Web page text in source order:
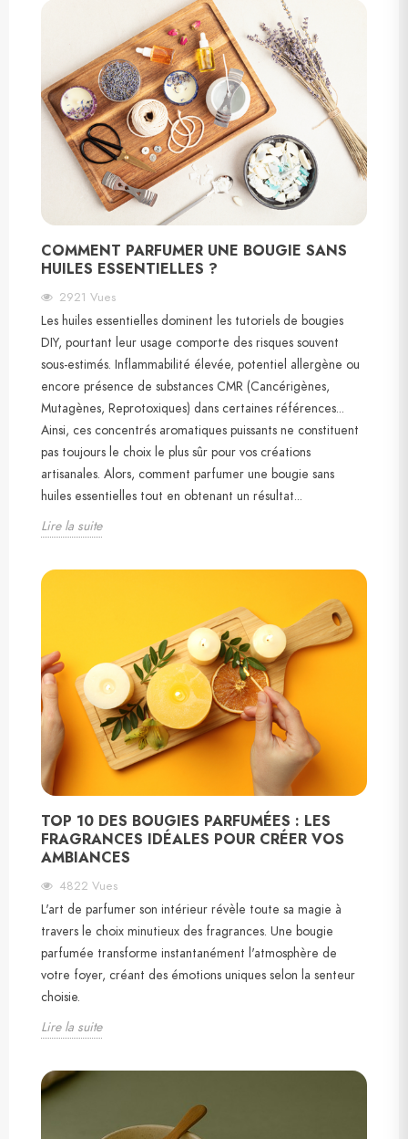
COMMENT PARFUMER UNE BOUGIE SANS
HUILES ESSENTIELLES ?
2921 Vues
Les huiles essentielles dominent les tutoriels de bougies
DIY, pourtant leur usage comporte des risques souvent
sous-estimés. Inflammabilité élevée, potentiel allergène ou
encore présence de substances CMR (Cancérigènes,
Mutagènes, Reprotoxiques) dans certaines références...
Ainsi, ces concentrés aromatiques puissants ne constituent
pas toujours le choix le plus sûr pour vos créations
artisanales. Alors, comment parfumer une bougie sans
huiles essentielles tout en obtenant un résultat...
Lire la suite
TOP 10 DES BOUGIES PARFUMÉES : LES
FRAGRANCES IDÉALES POUR CRÉER VOS
AMBIANCES
4822 Vues
L'art de parfumer son intérieur révèle toute sa magie à
travers le choix minutieux des fragrances. Une bougie
parfumée transforme instantanément l'atmosphère de
votre foyer, créant des émotions uniques selon la senteur
choisie.
Lire la suite